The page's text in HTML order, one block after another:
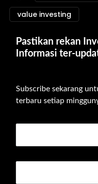
value investing
Pastikan rekan
Informasi ter-
Subscribe sekarang
terbaru setiap